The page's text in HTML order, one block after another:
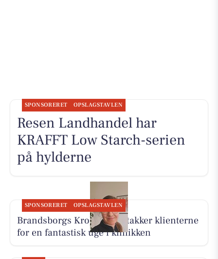
SPONSORERET OPSLAGSTAVLEN
Resen Landhandel har
KRAFFT Low Starch-serien
på hylderne
SPONSORERET OPSLAGSTAVLEN
Brandsborgs Kropsterapi takker klienterne
for en fantastisk uge i klinikken